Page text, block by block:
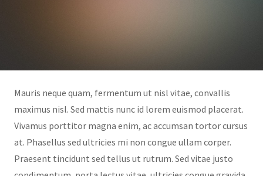
Mauris neque quam, fermentum ut nisl vitae, convallis
maximus nisl. Sed mattis nunc id lorem euismod placerat.
Vivamus porttitor magna enim, ac accumsan tortor cursus
at. Phasellus sed ultricies mi non congue ullam corper.
Praesent tincidunt sed tellus ut rutrum. Sed vitae justo